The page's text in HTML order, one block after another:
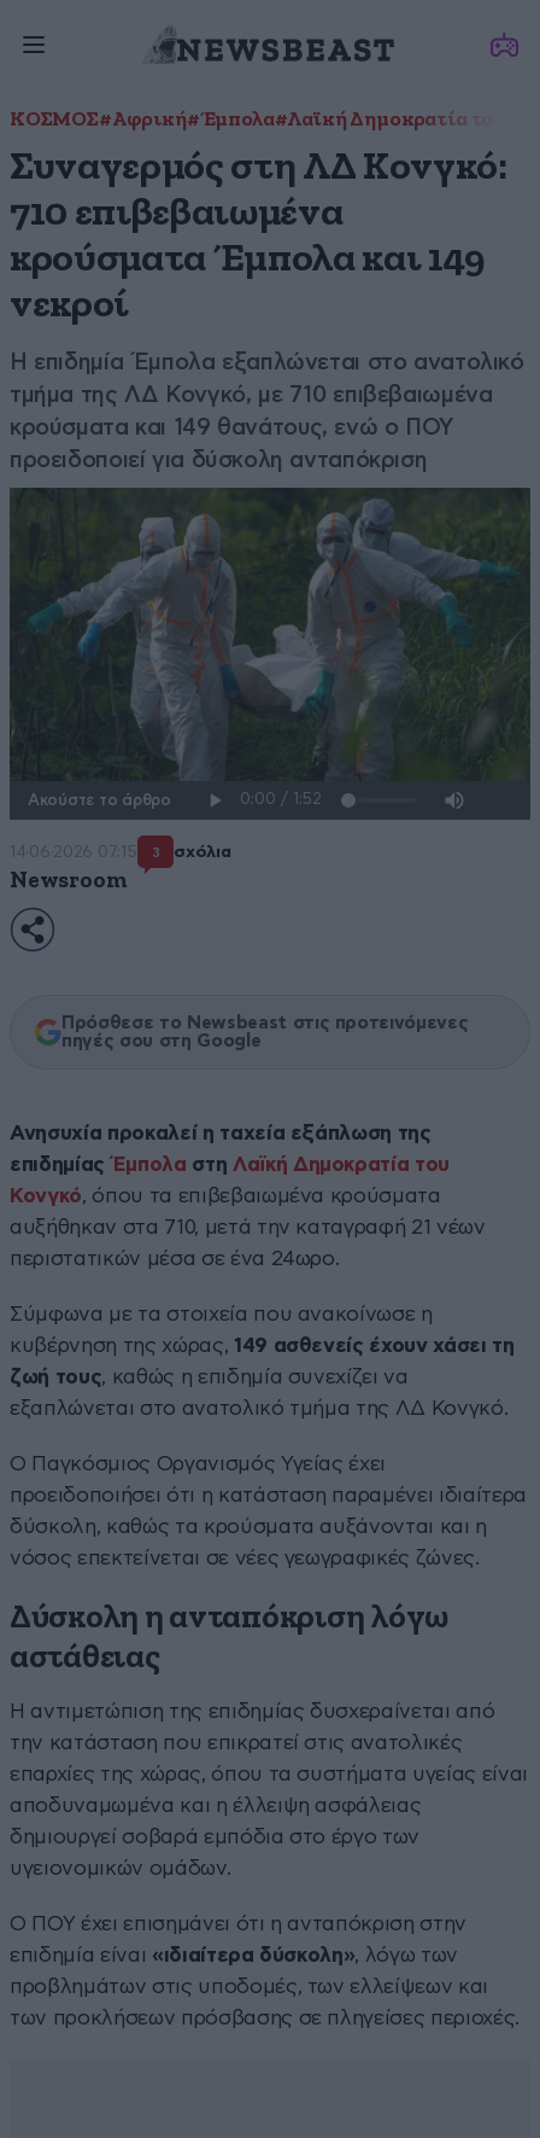
ΚΟΣΜΟΣ#Αφρική#Έμπολα#Λαϊκή Δημοκρατία του
Συναγερμός στη ΛΔ Κονγκό:
710 επιβεβαιωμένα
κρούσματα Έμπολα και 149
νεκροί
Η επιδημία Έμπολα εξαπλώνεται στο ανατολικό
τμήμα της ΛΔ Κονγκό, με 710 επιβεβαιωμένα
κρούσματα και 149 θανάτους, ενώ ο ΠΟΥ
προειδοποιεί για δύσκολη ανταπόκριση
Ακούστε το άρθρο
14·06·2026 07:15 3 σχόλια
Newsroom
Πρόσθεσε το Newsbeast στις προτεινόμενες
πηγές σου στη Google
Ανησυχία προκαλεί η ταχεία εξάπλωση της
επιδημίαςΈμπολα στη Λαϊκή Δημοκρατία του
Κονγκό, όπου τα επιβεβαιωμένα κρούσματα
αυξήθηκαν στα 710, μετά την καταγραφή 21 νέων
περιστατικών μέσα σε ένα 24ωρο.
Σύμφωνα με τα στοιχεία που ανακοίνωσε η
κυβέρνηση της χώρας, 149 ασθενείς έχουν χάσει τη
ζωή τους, καθώς η επιδημία συνεχίζει να
εξαπλώνεται στο ανατολικό τμήμα της ΛΔ Κονγκό.
Ο Παγκόσμιος Οργανισμός Υγείας έχει
προειδοποιήσει ότι η κατάσταση παραμένει ιδιαίτερα
δύσκολη, καθώς τα κρούσματα αυξάνονται και η
νόσος επεκτείνεται σε νέες γεωγραφικές ζώνες.
Δύσκολη η ανταπόκριση λόγω
αστάθειας
Η αντιμετώπιση της επιδημίας δυσχεραίνεται από
την κατάσταση που επικρατεί στις ανατολικές
επαρχίες της χώρας, όπου τα συστήματα υγείας είναι
αποδυναμωμένα και η έλλειψη ασφάλειας
δημιουργεί σοβαρά εμπόδια στο έργο των
υγειονομικών ομάδων.
Ο ΠΟΥ έχει επισημάνει ότι η ανταπόκριση στην
επιδημία είναι «ιδιαίτερα δύσκολη», λόγω των
προβλημάτων στις υποδομές, των ελλείψεων και
των προκλήσεων πρόσβασης σε πληγείσες περιοχές.